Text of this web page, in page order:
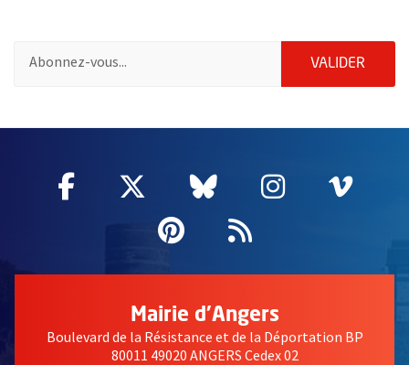
VALIDER
Facebook
, Ouvre une nouvelle fenêtre
Twitter
, Ouvre une nouvelle
Bluesky
, Ouvre une
Instagram
, Ouvre
,
Pinterest
, Ouvre une
Flux RSS
Mairie d'Angers
Boulevard de la Résistance et de la Déportation BP
80011 49020 ANGERS Cedex 02